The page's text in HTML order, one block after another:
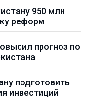
950 млн
реформ
прогноз по
подготовить
инвестиций